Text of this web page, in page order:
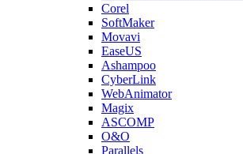
Corel
SoftMaker
Movavi
EaseUS
Ashampoo
CyberLink
WebAnimator
Magix
ASCOMP
O&O
Parallels